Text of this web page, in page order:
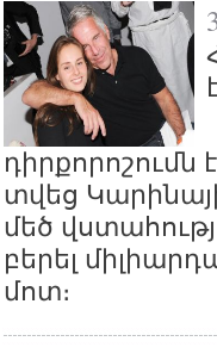
դիրքորոշումն
տվեց
մեծ
բերել
մոտ։